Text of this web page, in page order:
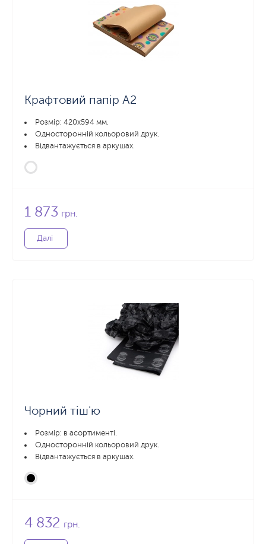
Крафтовий папір А2
Розмір: 420х594 мм.
Односторонній кольоровий друк.
Відвантажується в аркушах.
1 873 грн.
Далі
Чорний тіш'ю
Розмір: в асортименті.
Односторонній кольоровий друк.
Відвантажується в аркушах.
4 832 грн.